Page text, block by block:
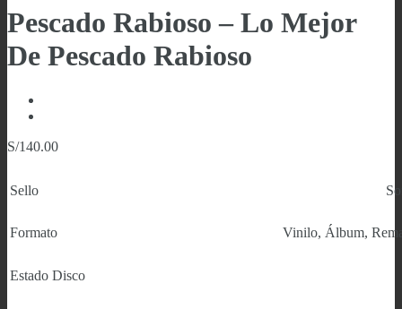
Pescado Rabioso ‎– Lo Mejor
De Pescado Rabioso
S/140.00
Sello
Formato Vinilo, Álbum,
Estado Disco